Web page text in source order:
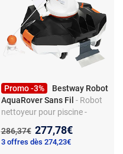
Promo -3%
Bestway Robot
AquaRover Sans Fil - Robot
nettoyeur pour piscine -
Cycle de 90 min - Filtre de 4
litres
Ancien prix :
286,37€ Nouveau prix :
277,78€
3 offres dès 274,23€